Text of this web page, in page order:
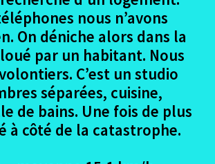
nous n’avons
On déniche alors dans la
par un habitant. Nous
C’est un studio
séparées, cuisine,
de bains. Une fois de plus
à côté de la catastrophe.